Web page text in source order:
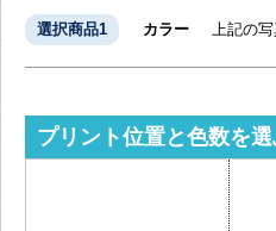
選択商品1 カラー 上記の
プリント位置と色数を